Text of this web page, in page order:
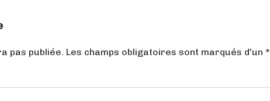
pas publiée. Les champs obligatoires sont marqués d'un *